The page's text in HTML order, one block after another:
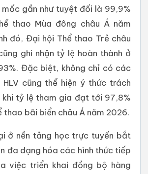
gần như tuyệt đối là 99,9%
thao Mùa đông châu Á năm
đó, Đại hội Thể thao Trẻ châu
ghi nhận tỷ lệ hoàn thành ở
Đặc biệt, không chỉ có các
cũng thể hiện ý thức trách
khi tỷ lệ tham gia đạt tới 97,8%
thao bãi biển châu Á năm 2026.
ở nền tảng học trực tuyến bắt
đa dạng hóa các hình thức tiếp
việc triển khai đồng bộ hàng